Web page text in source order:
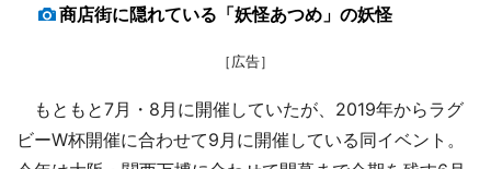
商店街に隠れている「妖怪あつめ」の妖怪
［広告］
もともと7月・8月に開催していたが、2019年からラグ
ビーW杯開催に合わせて9月に開催している同イベント。